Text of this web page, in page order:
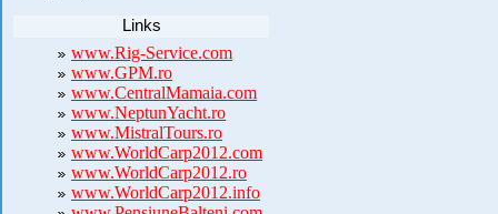
Links
www.Rig-Service.com
www.GPM.ro
www.CentralMamaia.com
www.NeptunYacht.ro
www.MistralTours.ro
www.WorldCarp2012.com
www.WorldCarp2012.ro
www.WorldCarp2012.info